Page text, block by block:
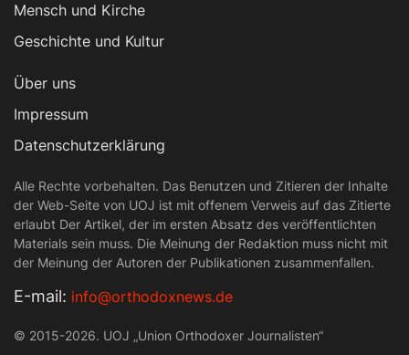
Mensch und Kirche
Geschichte und Kultur
Über uns
Impressum
Datenschutzerklärung
Alle Rechte vorbehalten. Das Benutzen und Zitieren der Inhalte
der Web-Seite von UOJ ist mit offenem Verweis auf das Zitierte
erlaubt Der Artikel, der im ersten Absatz des veröffentlichten
Materials sein muss. Die Meinung der Redaktion muss nicht mit
der Meinung der Autoren der Publikationen zusammenfallen.
Е-mail: info@orthodoxnews.de
© 2015-2026. UOJ „Union Orthodoxer Journalisten“